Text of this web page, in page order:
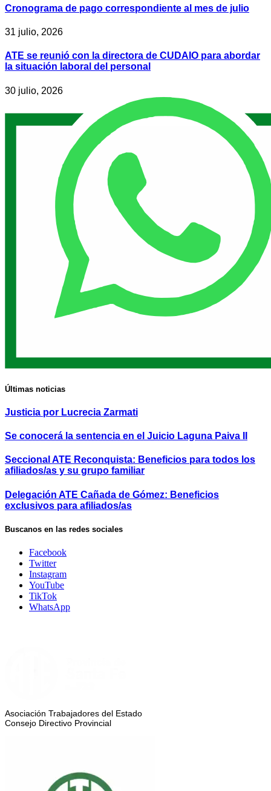
Cronograma de pago correspondiente al mes de julio
31 julio, 2026
ATE se reunió con la directora de CUDAIO para abordar
la situación laboral del personal
30 julio, 2026
Últimas noticias
Justicia por Lucrecia Zarmati
Se conocerá la sentencia en el Juicio Laguna Paiva II
Seccional ATE Reconquista: Beneficios para todos los
afiliados/as y su grupo familiar
Delegación ATE Cañada de Gómez: Beneficios
exclusivos para afiliados/as
Buscanos en las redes sociales
Facebook
Twitter
Instagram
YouTube
TikTok
WhatsApp
Asociación Trabajadores del Estado
Consejo Directivo Provincial